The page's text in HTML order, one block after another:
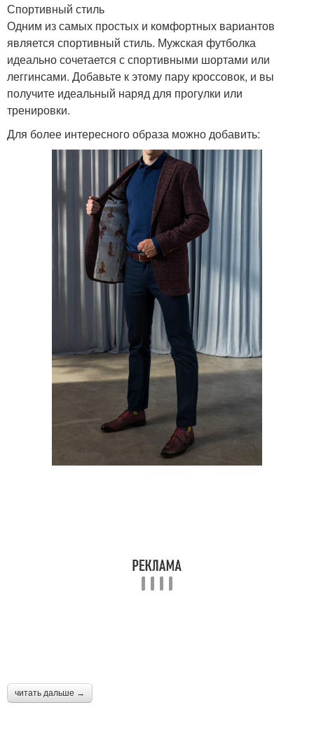
Спортивный стиль
Одним из самых простых и комфортных вариантов
является спортивный стиль. Мужская футболка
идеально сочетается с спортивными шортами или
леггинсами. Добавьте к этому пару кроссовок, и вы
получите идеальный наряд для прогулки или
тренировки.
Для более интересного образа можно добавить:
читать дальше →